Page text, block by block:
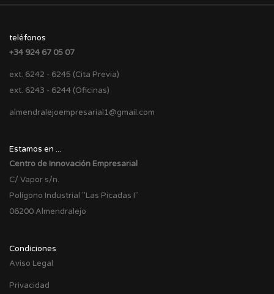
teléfonos
+34 924 67 05 07
ext. 6242 - 6245 (Cita Previa)
ext. 6243 - 6244 (Oficinas)
almendralejoempresarial1@gmail.com
Estamos en ...
Centro de Innovación Empresarial
C/ Vapor s/n.
Polígono Industrial "Las Picadas I"
06200 Almendralejo
Condiciones
Aviso Legal
Privacidad